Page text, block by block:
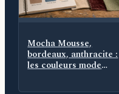
Mocha Mousse,
bordeaux, anthracite :
les couleurs mode